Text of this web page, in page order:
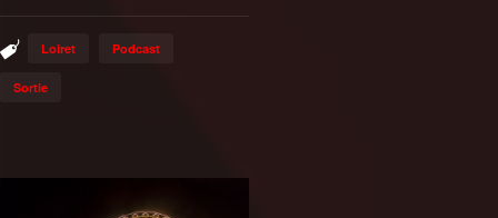
Loiret Podcast
Sortie